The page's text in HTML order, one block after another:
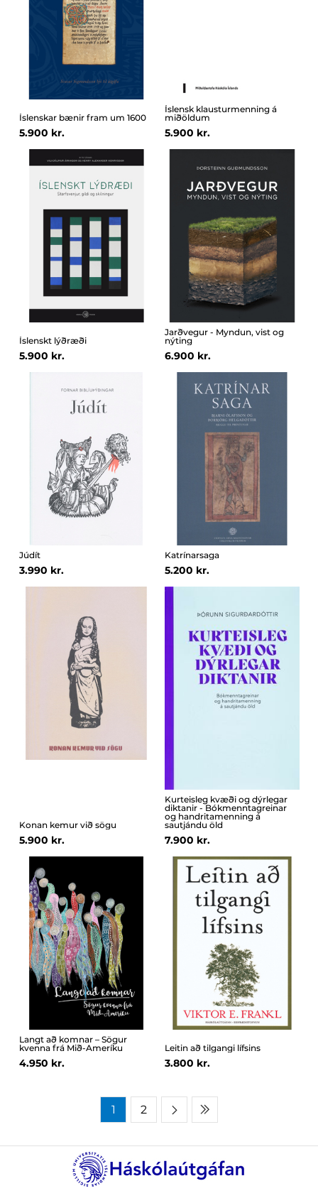
Íslenskar bænir fram um 1600
5.900 kr.
Íslensk klausturmenning á
miðöldum
5.900 kr.
Íslenskt lýðræði
5.900 kr.
Jarðvegur - Myndun, vist og
nýting
6.900 kr.
Júdít
3.990 kr.
Katrínarsaga
5.200 kr.
Konan kemur við sögu
5.900 kr.
Kurteisleg kvæði og dýrlegar
diktanir - Bókmenntagreinar
og handritamenning á
sautjándu öld
7.900 kr.
Langt að komnar – Sögur
kvenna frá Mið-Ameríku
4.950 kr.
Leitin að tilgangi lífsins
3.800 kr.
1 2